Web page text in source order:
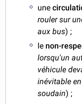
une
rouler sur
aux bus) ;
le non-
lorsqu'un
véhicule
inévitable
soudain) ;